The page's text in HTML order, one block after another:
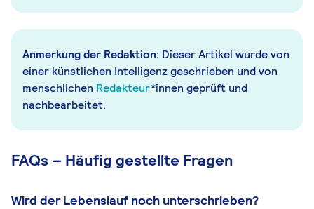
Anmerkung der Redaktion: Dieser Artikel wurde von
einer künstlichen Intelligenz geschrieben und von
menschlichen Redakteur*innen geprüft und
nachbearbeitet.
FAQs – Häufig gestellte Fragen
Wird der Lebenslauf noch unterschrieben?